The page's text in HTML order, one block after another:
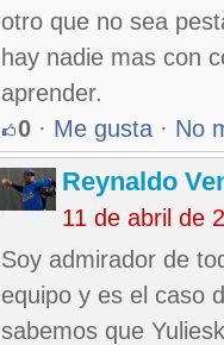
otro que no sea
hay nadie mas con
aprender.
0 · Me gusta · No
Reynaldo
11 de abril de
Soy admirador de
equipo y es el caso
sabemos que